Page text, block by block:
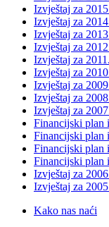
Izvještaj za
Izvještaj za
Izvještaj za
Izvještaj za
Izvještaj za
Izvještaj za
Izvještaj za
Izvještaj za
Izvještaj za
Financijski plan
Financijski plan
Financijski plan
Financijski plan
Izvještaj za
Izvještaj za
Kako nas naći